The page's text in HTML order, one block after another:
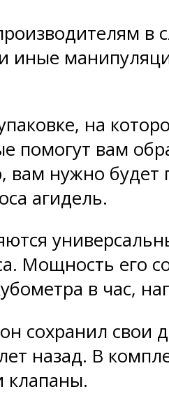
в
иные
на
помогут вам
вам нужно будет
агидель.
Мощность его
в час,
сохранил свои
назад. В
клапаны.